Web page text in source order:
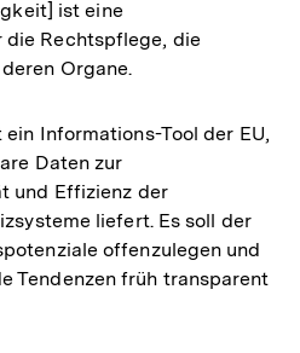
ist eine
die Rechtspflege, die
Organe.
Informations-Tool der EU,
Daten zur
und Effizienz der
liefert. Es soll der
offenzulegen und
Tendenzen früh transparent